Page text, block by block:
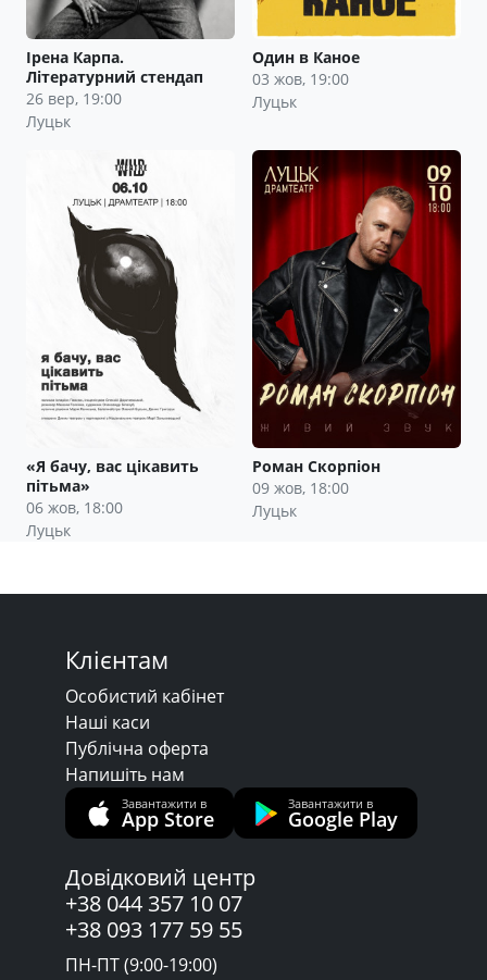
Ірена Карпа.
Літературний стендап
26 вер, 19:00
Луцьк
Один в Каное
03 жов, 19:00
Луцьк
«Я бачу, вас цікавить
пітьма»
06 жов, 18:00
Луцьк
Роман Скорпіон
09 жов, 18:00
Луцьк
Клієнтам
Особистий кабінет
Наші каси
Публічна оферта
Напишіть нам
Завантажити в
App Store
Завантажити в
Google Play
Довідковий центр
+38 044 357 10 07
+38 093 177 59 55
ПН-ПТ (9:00-19:00)